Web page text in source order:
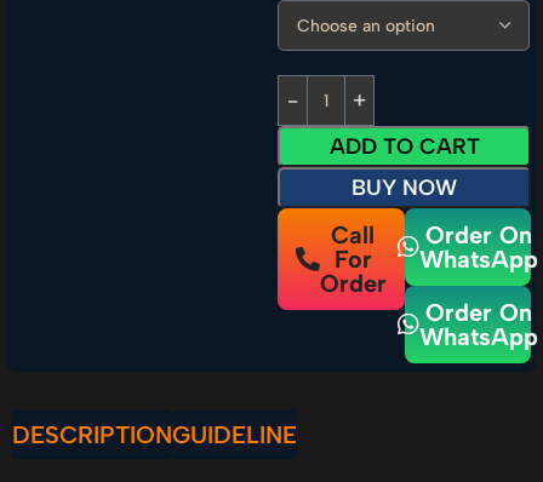
ADD TO CART
BUY NOW
Call
For
Order
Order On
WhatsApp
Order On
WhatsApp
DESCRIPTIONGUIDELINE